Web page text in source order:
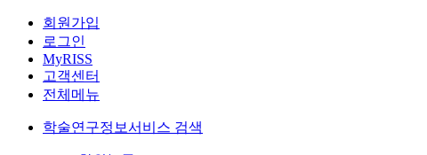
회원가입
로그인
MyRISS
고객센터
전체메뉴
학술연구정보서비스 검색